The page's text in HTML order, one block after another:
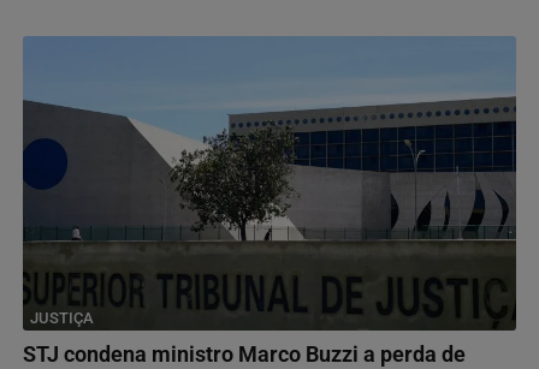
JUSTIÇA
STJ condena ministro Marco Buzzi a perda de